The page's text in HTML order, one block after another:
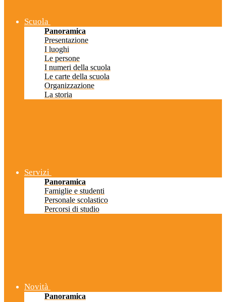
Scuola
Panoramica
Presentazione
I luoghi
Le persone
I numeri della scuola
Le carte della scuola
Organizzazione
La storia
Servizi
Panoramica
Famiglie e studenti
Personale scolastico
Percorsi di studio
Novità
Panoramica